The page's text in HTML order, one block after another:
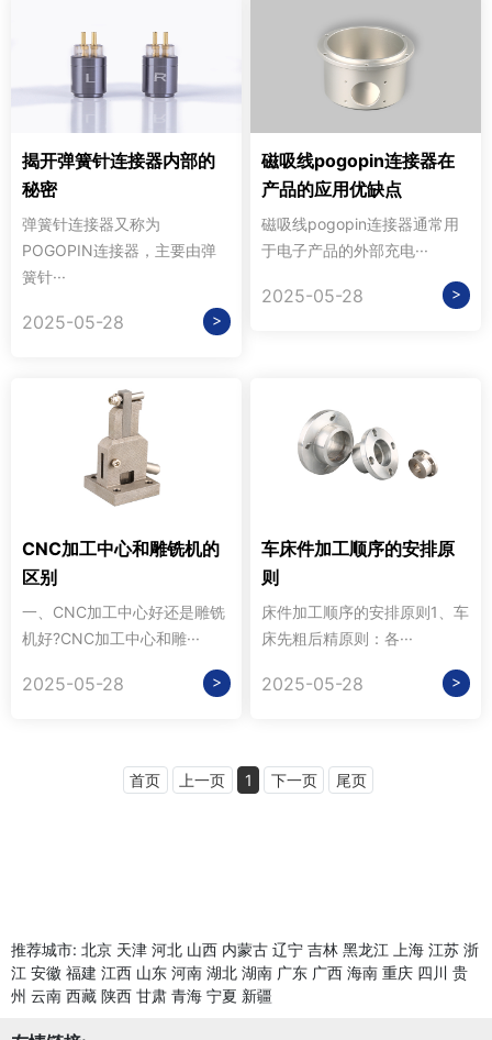
揭开弹簧针连接器内部的
秘密
弹簧针连接器又称为
POGOPIN连接器，主要由弹
簧针···
2025-05-28 >
磁吸线pogopin连接器在
产品的应用优缺点
磁吸线pogopin连接器通常用
于电子产品的外部充电···
2025-05-28 >
CNC加工中心和雕铣机的
区别
一、CNC加工中心好还是雕铣
机好?CNC加工中心和雕···
2025-05-28 >
车床件加工顺序的安排原
则
床件加工顺序的安排原则1、车
床先粗后精原则：各···
2025-05-28 >
首页 上一页 1 下一页 尾页
推荐城市: 北京 天津 河北 山西 内蒙古 辽宁 吉林 黑龙江 上海 江苏 浙
江 安徽 福建 江西 山东 河南 湖北 湖南 广东 广西 海南 重庆 四川 贵
州 云南 西藏 陕西 甘肃 青海 宁夏 新疆